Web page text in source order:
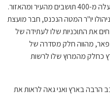
לביקור בקריית שמונה, ונפגש עם למעלה מ-400 תושבים מהעיר ומהאזור.
יו"ר המטה הנכנס, חבר מועצת
את התוכניות שלו לעתידה של
פאר, מהווה חלק מסדרה של
כחלק מהמרוץ שלו לרשות
הרבה בארץ ואני גאה לראות את